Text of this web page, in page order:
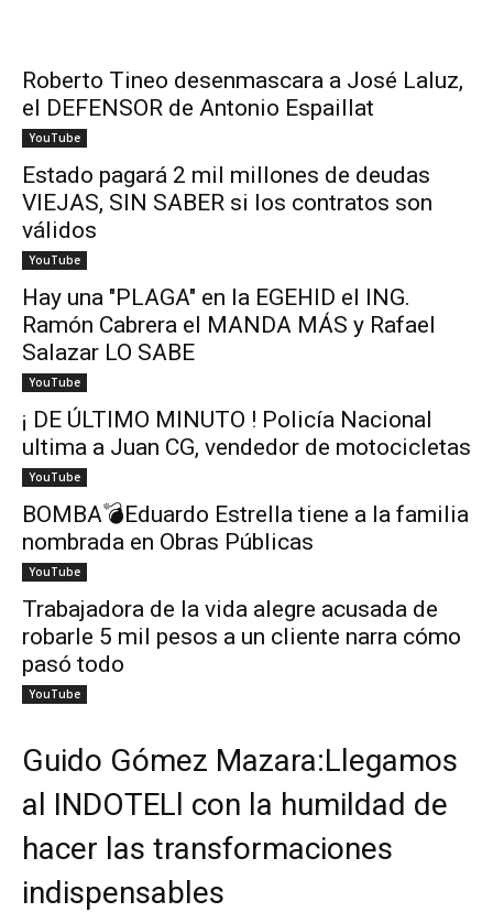
Roberto Tineo desenmascara a José Laluz,
el DEFENSOR de Antonio Espaillat
YouTube
Estado pagará 2 mil millones de deudas
VIEJAS, SIN SABER si los contratos son
válidos
YouTube
Hay una "PLAGA" en la EGEHID el ING.
Ramón Cabrera el MANDA MÁS y Rafael
Salazar LO SABE
YouTube
¡ DE ÚLTIMO MINUTO ! Policía Nacional
ultima a Juan CG, vendedor de motocicletas
YouTube
BOMBA💣Eduardo Estrella tiene a la familia
nombrada en Obras Públicas
YouTube
Trabajadora de la vida alegre acusada de
robarle 5 mil pesos a un cliente narra cómo
pasó todo
YouTube
Guido Gómez Mazara:Llegamos
al INDOTELl con la humildad de
hacer las transformaciones
indispensables